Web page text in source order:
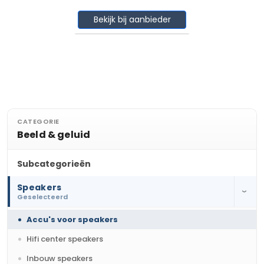
Bekijk bij aanbieder
CATEGORIE
Beeld & geluid
Subcategorieën
Speakers
Geselecteerd
›
Accu's voor speakers
Hifi center speakers
Inbouw speakers